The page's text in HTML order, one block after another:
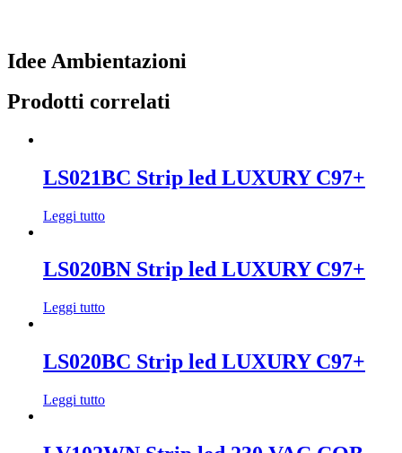
Idee Ambientazioni
Prodotti correlati
LS021BC Strip led LUXURY C97+
Leggi tutto
LS020BN Strip led LUXURY C97+
Leggi tutto
LS020BC Strip led LUXURY C97+
Leggi tutto